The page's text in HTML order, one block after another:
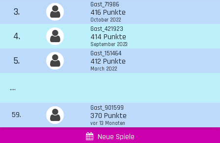
3.
Gast_71986
416 Punkte
October 2022
4.
Gast_421923
414 Punkte
September 2023
5.
Gast_151464
412 Punkte
March 2022
....
59.
Gast_901599
370 Punkte
vor 13 Monaten
Neue Spiele